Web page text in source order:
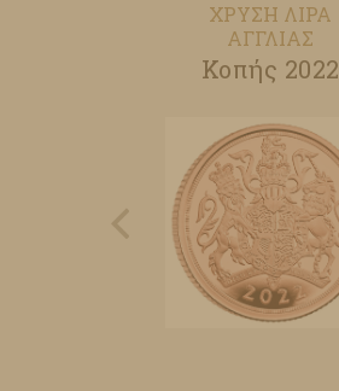
ΧΡΥΣΗ ΛΙΡΑ
ΑΓΓΛΙΑΣ
Κοπής 2022